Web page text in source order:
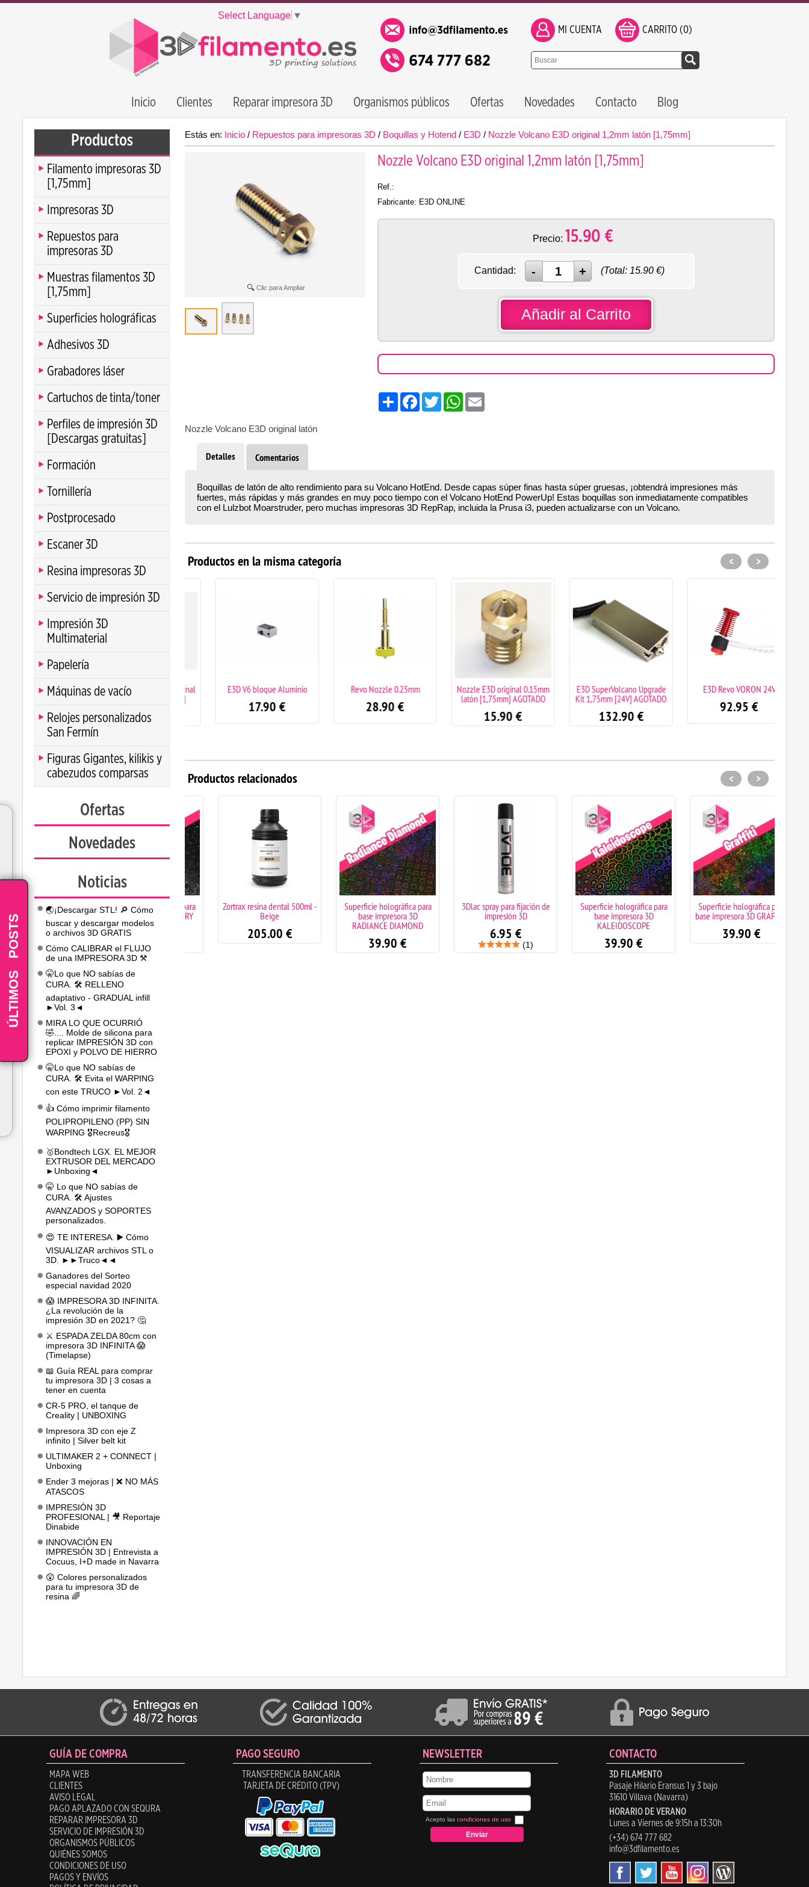
Select Language ▼
MI CUENTA CARRITO (0)
Inicio Clientes Reparar impresora 3D Organismos públicos Ofertas Novedades Contacto Blog
Productos
Filamento impresoras 3D
[1,75mm]
Impresoras 3D
Repuestos para
impresoras 3D
Muestras filamentos 3D
[1,75mm]
Superficies holográficas
Adhesivos 3D
Grabadores láser
Cartuchos de tinta/toner
Perfiles de impresión 3D
[Descargas gratuitas]
Formación
Tornillería
Postprocesado
Escaner 3D
Resina impresoras 3D
Servicio de impresión 3D
Impresión 3D
Multimaterial
Papelería
Máquinas de vacío
Relojes personalizados
San Fermín
Figuras Gigantes, kilikis y
cabezudos comparsas
Ofertas
Novedades
Noticias
🌏¡Descargar STL! 🔎 Cómo
buscar y descargar modelos
o archivos 3D GRATIS
Cómo CALIBRAR el FLUJO
de una IMPRESORA 3D ⚒️
🤫Lo que NO sabías de
CURA. 🛠️ RELLENO
adaptativo - GRADUAL infill
►Vol. 3◄
MIRA LO QUE OCURRIÓ
🤣.... Molde de silicona para
replicar IMPRESIÓN 3D con
EPOXI y POLVO DE HIERRO
🤫Lo que NO sabías de
CURA. 🛠️ Evita el WARPING
con este TRUCO ►Vol. 2◄
👍 Cómo imprimir filamento
POLIPROPILENO (PP) SIN
WARPING 🎖️Recreus🎖️
🥇Bondtech LGX. EL MEJOR
EXTRUSOR DEL MERCADO
►Unboxing◄
🤫 Lo que NO sabías de
CURA. 🛠️ Ajustes
AVANZADOS y SOPORTES
personalizados.
😍 TE INTERESA. ▶️ Cómo
VISUALIZAR archivos STL o
3D. ►►Truco◄◄
Ganadores del Sorteo
especial navidad 2020
😱 IMPRESORA 3D INFINITA.
¿La revolución de la
impresión 3D en 2021? 🤔
⚔️ ESPADA ZELDA 80cm con
impresora 3D INFINITA 😱
(Timelapse)
📖 Guía REAL para comprar
tu impresora 3D | 3 cosas a
tener en cuenta
CR-5 PRO, el tanque de
Creality | UNBOXING
Impresora 3D con eje Z
infinito | Silver belt kit
ULTIMAKER 2 + CONNECT |
Unboxing
Ender 3 mejoras | ❌ NO MÁS
ATASCOS
IMPRESIÓN 3D
PROFESIONAL | 🎥 Reportaje
Dinabide
INNOVACIÓN EN
IMPRESIÓN 3D | Entrevista a
Cocuus, I+D made in Navarra
😲 Colores personalizados
para tu impresora 3D de
resina 🌈
Estás en: Inicio / Repuestos para impresoras 3D / Boquillas y Hotend / E3D / Nozzle Volcano E3D original 1,2mm latón [1,75mm]
Clic para Ampliar
Nozzle Volcano E3D original 1,2mm latón [1,75mm]
Ref.:
Fabricante: E3D ONLINE
Precio: 15.90 €
Cantidad: (Total: 15.90€)
Añadir al Carrito
Share Facebook
TwitterWhatsApp
Nozzle Volcano E3D original latón
Detalles Comentarios
Boquillas de latón de alto rendimiento para su Volcano HotEnd. Desde capas súper finas hasta súper gruesas, ¡obtendrá impresiones más
fuertes, más rápidas y más grandes en muy poco tiempo con el Volcano HotEnd PowerUp! Estas boquillas son inmediatamente compatibles
con el Lulzbot Moarstruder, pero muchas impresoras 3D RepRap, incluida la Prusa i3, pueden actualizarse con un Volcano.
Productos en la misma categoría
Nozzle Volcano E3D original
0.4mm latón [1,75mm]
12.90€
E3D V6 bloque Aluminio
17.90€
Revo Nozzle 0.25mm
28.90€
Nozzle E3D original 0.15mm
latón [1,75mm] AGOTADO
15.90€
E3D SuperVolcano Upgrade
Kit 1,75mm [24V] AGOTADO
132.90€
E3D Revo VORON 24V
92.95€
< >
Productos relacionados
Superficie holográfica para
base impresora 3D STARY
VINE
39.90€
Zortrax resina dental 500ml -
205.00€
Superficie holográfica para
base impresora 3D
RADIANCE DIAMOND
39.90€
3Dlac spray para fijación de
impresión 3D
€
(1)
Superficie holográfica para
base impresora 3D
KALEIDOSCOPE
39.90€
Superficie holográfica para
base impresora 3D GRAFFITI
39.90€
< >
GUÍA DE COMPRA
MAPA WEB
CLIENTES
AVISO LEGAL
PAGO APLAZADO CON SEQURA
REPARAR IMPRESORA 3D
SERVICIO DE IMPRESIÓN 3D
ORGANISMOS PÚBLICOS
QUIÉNES SOMOS
CONDICIONES DE USO
PAGOS Y ENVÍOS
PAGO SEGURO
TRANSFERENCIA BANCARIA
TARJETA DE CRÉDITO (TPV)
NEWSLETTER
Acepto las condiciones de uso
CONTACTO
3D FILAMENTO
Pasaje Hilario Eransus 1 y 3 bajo
31610 Villava (Navarra)
HORARIO DE VERANO
Lunes a Viernes de 9:15h a 13:30h
(+34) 674 777 682
info@3dfilamento.es
ÚLTIMOS
POSTS